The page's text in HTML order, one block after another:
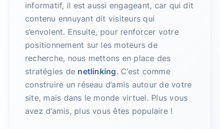
informatif, il est aussi engageant, car qui dit
contenu ennuyant dit visiteurs qui
s’envolent. Ensuite, pour renforcer votre
positionnement sur les moteurs de
recherche, nous mettons en place des
stratégies de netlinking. C’est comme
construire un réseau d’amis autour de votre
site, mais dans le monde virtuel. Plus vous
avez d’amis, plus vous êtes populaire !